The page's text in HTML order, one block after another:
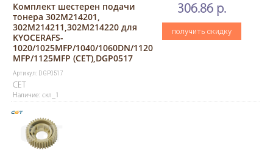
Комплект шестерен подачи
тонера 302M214201,
302M214211,302M214220 для
KYOCERAFS-
1020/1025MFP/1040/1060DN/1120
MFP/1125MFP (CET),DGP0517
Артикул: DGP0517
CET
Наличие: скл_1
306.86 р.
получить скидку